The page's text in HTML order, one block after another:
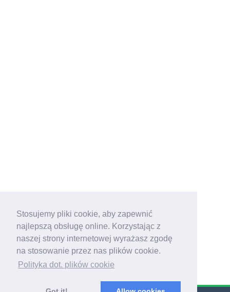
Stosujemy pliki cookie, aby zapewnić
najlepszą obsługę online. Korzystając z
naszej strony internetowej wyrażasz zgodę
na stosowanie przez nas plików cookie.
Polityka dot. plików cookie